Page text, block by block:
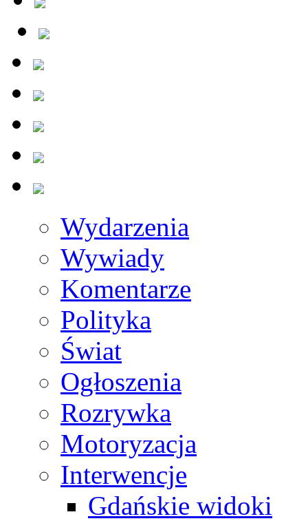
Wydarzenia
Wywiady
Komentarze
Polityka
Świat
Ogłoszenia
Rozrywka
Motoryzacja
Interwencje
Gdańskie widoki